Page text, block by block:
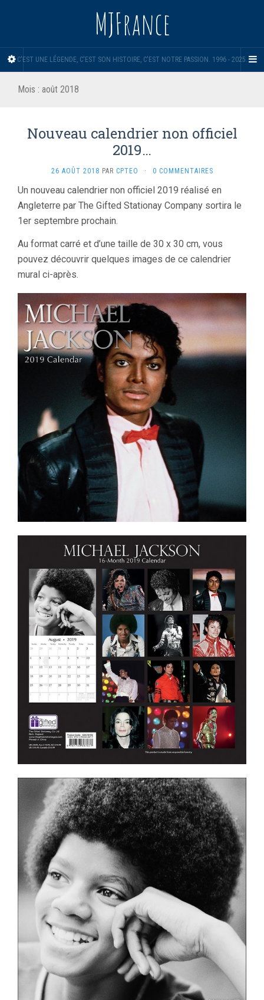
MJFrance
C'EST UNE LÉGENDE, C'EST SON HISTOIRE, C'EST NOTRE PASSION. 1996 - 2025.
Mois : août 2018
Nouveau calendrier non officiel
2019…
26 AOÛT 2018 PAR CPTEO · 0 COMMENTAIRES
Un nouveau calendrier non officiel 2019 réalisé en
Angleterre par The Gifted Stationay Company sortira le
1er septembre prochain.
Au format carré et d’une taille de 30 x 30 cm, vous
pouvez découvrir quelques images de ce calendrier
mural ci-après.